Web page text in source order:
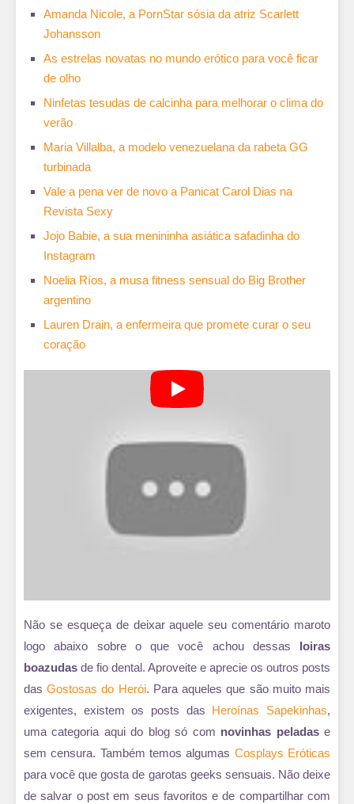
Amanda Nicole, a PornStar sósia da atriz Scarlett
Johansson
As estrelas novatas no mundo erótico para você ficar
de olho
Ninfetas tesudas de calcinha para melhorar o clima do
verão
Maria Villalba, a modelo venezuelana da rabeta GG
turbinada
Vale a pena ver de novo a Panicat Carol Dias na
Revista Sexy
Jojo Babie, a sua menininha asiática safadinha do
Instagram
Noelia Ríos, a musa fitness sensual do Big Brother
argentino
Lauren Drain, a enfermeira que promete curar o seu
coração
Não se esqueça de deixar aquele seu comentário maroto
logo abaixo sobre o que você achou dessas loiras
boazudas de fio dental. Aproveite e aprecie os outros posts
dasGostosas do Herói. Para aqueles que são muito mais
exigentes, existem os posts das Heroínas Sapekinhas,
uma categoria aqui do blog só com novinhas peladase
sem censura. Também temos algumas Cosplays Eróticas
para você que gosta de garotas geeks sensuais. Não deixe
de salvar o post em seus favoritos e de compartilhar com